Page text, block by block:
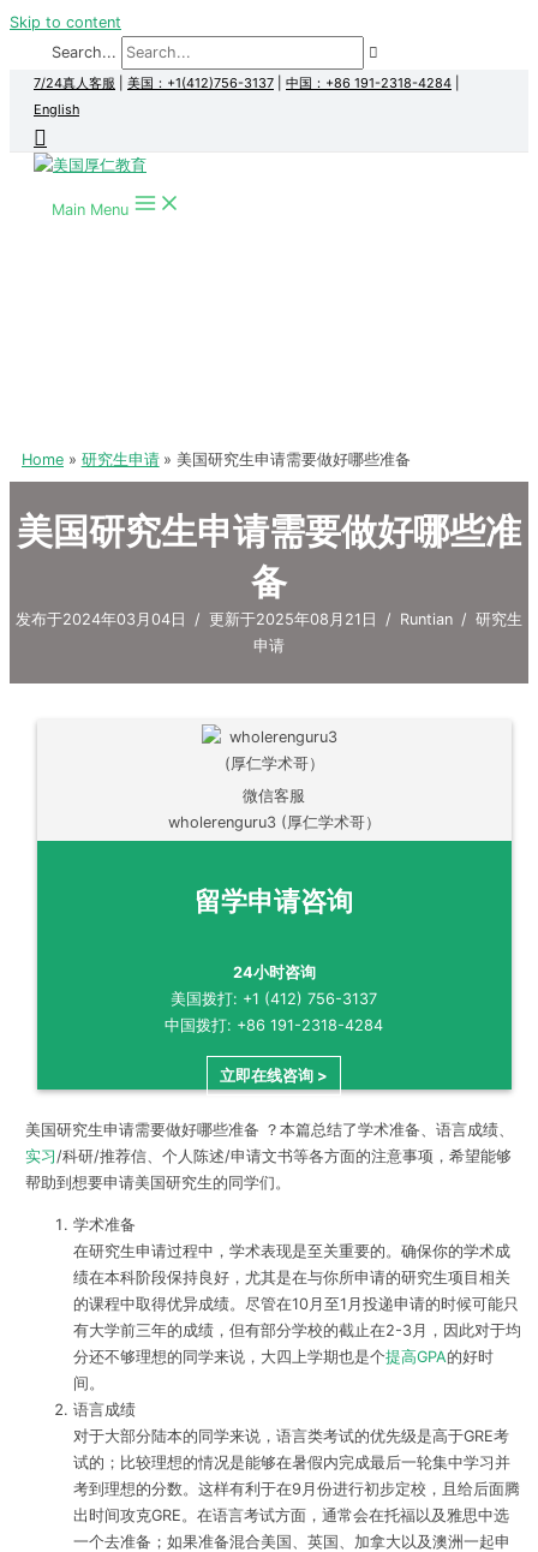
Skip to content
Search...
7/24真人客服 美国：+1(412)756-3137 中国：+86 191-2318-4284
English
Main Menu
Home 研究生申请 美国研究生申请需要做好哪些准备
美国研究生申请需要做好哪些准
备
发布于2024年03月04日 / 更新于2025年08月21日 / Runtian / 研究生
申请
微信客服
wholerenguru3 (厚仁学术哥）
留学申请咨询
24小时咨询
美国拨打: +1 (412) 756-3137
中国拨打: +86 191-2318-4284
立即在线咨询 >
美国研究生申请需要做好哪些准备 ？本篇总结了学术准备、语言成绩、
实习/科研/推荐信、个人陈述/申请文书等各方面的注意事项，希望能够
帮助到想要申请美国研究生的同学们。
学术准备
在研究生申请过程中，学术表现是至关重要的。确保你的学术成
绩在本科阶段保持良好，尤其是在与你所申请的研究生项目相关
的课程中取得优异成绩。尽管在10月至1月投递申请的时候可能只
有大学前三年的成绩，但有部分学校的截止在2-3月，因此对于均
分还不够理想的同学来说，大四上学期也是个提高GPA的好时
间。
语言成绩
对于大部分陆本的同学来说，语言类考试的优先级是高于GRE考
试的；比较理想的情况是能够在暑假内完成最后一轮集中学习并
考到理想的分数。这样有利于在9月份进行初步定校，且给后面腾
出时间攻克GRE。在语言考试方面，通常会在托福以及雅思中选
一个去准备；如果准备混合美国、英国、加拿大以及澳洲一起申